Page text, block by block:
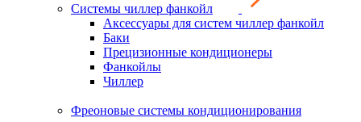
Системы чиллер фанкойл
Аксессуары для систем чиллер фанкойл
Баки
Прецизионные кондиционеры
Фанкойлы
Чиллер
Фреоновые системы кондиционирования